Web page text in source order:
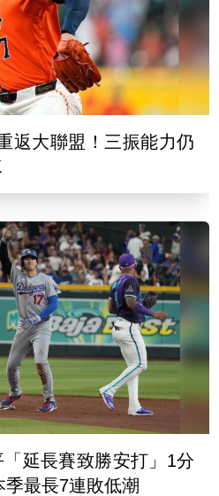
返大聯盟！三振能力仍
延長賽致勝安打」1分
最長7連敗低潮